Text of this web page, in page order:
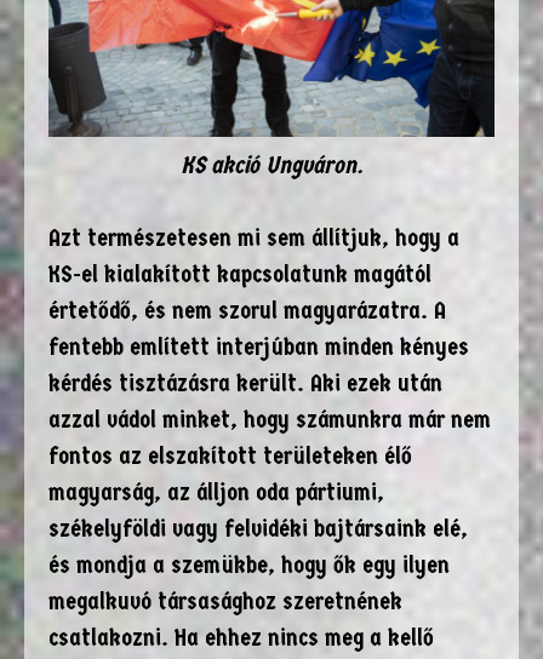
KS akció Ungváron.
Azt természetesen mi sem állítjuk, hogy a
KS-el kialakított kapcsolatunk magától
értetődő, és nem szorul magyarázatra. A
fentebb említett interjúban minden kényes
kérdés tisztázásra került. Aki ezek után
azzal vádol minket, hogy számunkra már nem
fontos az elszakított területeken élő
magyarság, az álljon oda pártiumi,
székelyföldi vagy felvidéki bajtársaink elé,
és mondja a szemükbe, hogy ők egy ilyen
megalkuvó társasághoz szeretnének
csatlakozni. Ha ehhez nincs meg a kellő